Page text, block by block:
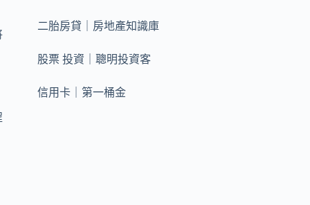
二胎房貸｜房地產知識庫
股票 投資｜聰明投資客
信用卡｜第一桶金